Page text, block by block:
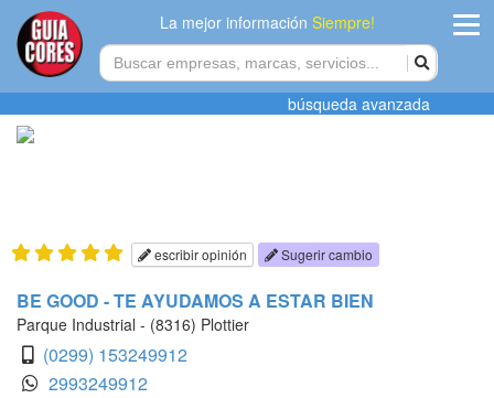
La mejor informaciónSiempre!
Agregar
búsqueda avanzada
escribir opinión Sugerir cambio
BE GOOD - TE AYUDAMOS A ESTAR BIEN
Parque Industrial - (8316) Plottier
(0299) 153249912
2993249912